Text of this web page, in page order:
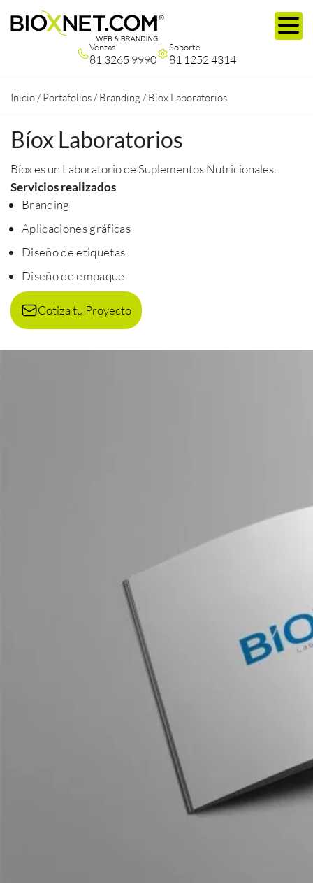
Ventas
81 3265 9990
Soporte
81 1252 4314
Inicio /Portafolios /Branding /Bíox Laboratorios
Bíox Laboratorios
Bíox es un Laboratorio de Suplementos Nutricionales.
Servicios realizados
Branding
Aplicaciones gráficas
Diseño de etiquetas
Diseño de empaque
Cotiza tu Proyecto